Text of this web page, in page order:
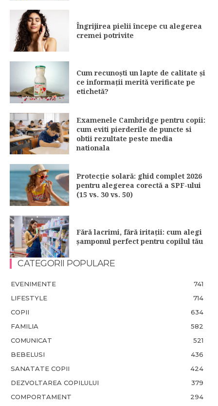
Îngrijirea pielii începe cu alegerea
cremei potrivite
Cum recunoști un lapte de calitate și
ce informații merită verificate pe
etichetă?
Examenele Cambridge pentru copii:
cum eviti pierderile de puncte si
obtii rezultate peste media
nationala
Protecție solară: ghid complet 2026
pentru alegerea corectă a SPF-ului
(15 vs. 30 vs. 50)
Fără lacrimi, fără iritații: cum alegi
șamponul perfect pentru copilul tău
CATEGORII POPULARE
EVENIMENTE
741
LIFESTYLE
714
COPII
634
FAMILIA
582
COMUNICAT
521
BEBELUSI
436
SANATATE COPII
424
DEZVOLTAREA COPILULUI
379
COMPORTAMENT
294